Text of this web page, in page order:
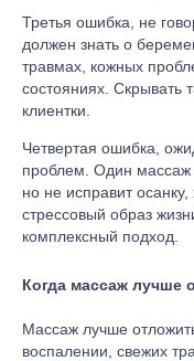
Третья ошибка, не
должен знать о
травмах, кожных
состояниях. Скрывать
клиентки.
Четвертая ошибка,
проблем. Один массаж
но не исправит
стрессовый образ
комплексный подход.
Когда массаж лучше
Массаж лучше
воспалении, свежих